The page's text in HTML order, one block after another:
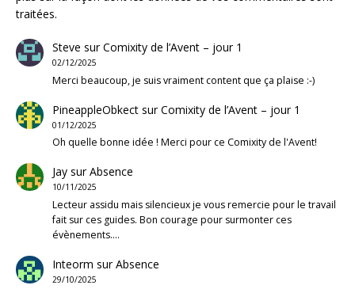
traitées.
Steve surComixity de l’Avent – jour 1
02/12/2025
Merci beaucoup, je suis vraiment content que ça plaise :-)
PineappleObkectsurComixity de l’Avent – jour 1
01/12/2025
Oh quelle bonne idée ! Merci pour ce Comixity de l'Avent!
JaysurAbsence
10/11/2025
Lecteur assidu mais silencieux je vous remercie pour le travail
fait sur ces guides. Bon courage pour surmonter ces
évènements.…
Inteorm surAbsence
29/10/2025